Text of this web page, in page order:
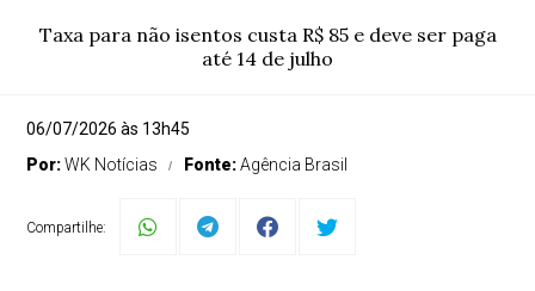
Taxa para não isentos custa R$ 85 e deve ser paga
até 14 de julho
06/07/2026 às 13h45
Por:WK Notícias Fonte:Agência Brasil
Compartilhe: